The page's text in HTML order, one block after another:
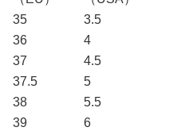
35
3.5
36
4
37
4.5
37.5
5
38
5.5
39
6